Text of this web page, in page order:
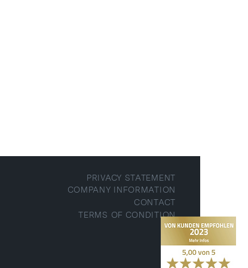
PRIVACY STATEMENT
COMPANY INFORMATION
CONTACT
TERMS OF CONDITION